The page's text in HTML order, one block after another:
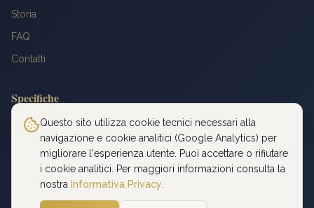
Storia
FAQ
Contatti
Specifiche
Peso: 6,4516 g
Titolo: 900‰
Diametro: 21 mm
Questo sito utilizza cookie tecnici necessari alla
navigazione e cookie analitici (Google Analytics) per
migliorare l'esperienza utente. Puoi accettare o rifiutare
i cookie analitici. Per maggiori informazioni consulta la
nostra Informativa Privacy